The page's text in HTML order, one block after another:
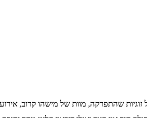
שהתפרקה, מוות של מישהו קרוב,